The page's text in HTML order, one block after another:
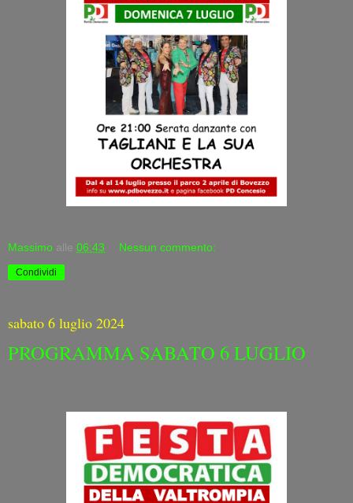
Massimo alle 06:43 Nessun commento:
Condividi
sabato 6 luglio 2024
PROGRAMMA SABATO 6 LUGLIO